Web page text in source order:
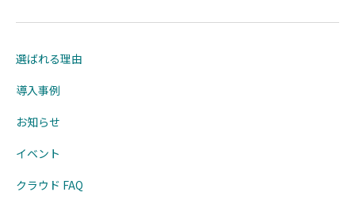
選ばれる理由
導入事例
お知らせ
イベント
クラウド FAQ